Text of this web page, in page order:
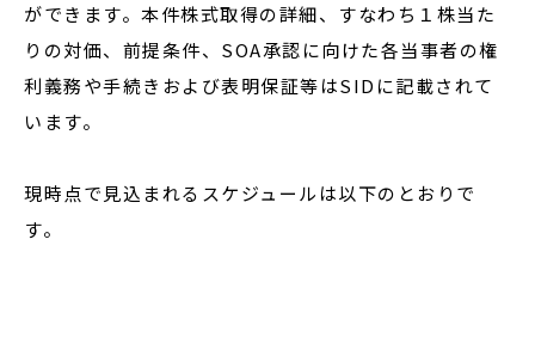
ができます。本件株式取得の詳細、すなわち１株当た
りの対価、前提条件、SOA承認に向けた各当事者の権
利義務や手続きおよび表明保証等はSIDに記載されて
います。
現時点で見込まれるスケジュールは以下のとおりで
す。